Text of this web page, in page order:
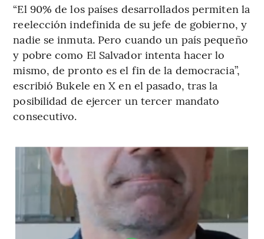
“El 90% de los países desarrollados permiten la
reelección indefinida de su jefe de gobierno, y
nadie se inmuta. Pero cuando un país pequeño
y pobre como El Salvador intenta hacer lo
mismo, de pronto es el fin de la democracia”,
escribió Bukele en X en el pasado, tras la
posibilidad de ejercer un tercer mandato
consecutivo.